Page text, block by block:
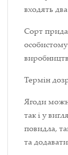
входять
Сорт
Термін
Ягоди
так і у
повидла,
та